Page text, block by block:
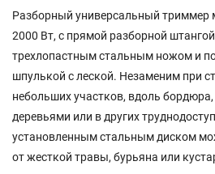
Разборный универсальный триммер
2000 Вт, с прямой разборной
трехлопастным стальным ножом и
шпулькой с леской. Незаменим при
небольших участков, вдоль
деревьями или в других
установленным стальным диском
от жесткой травы, бурьяна или